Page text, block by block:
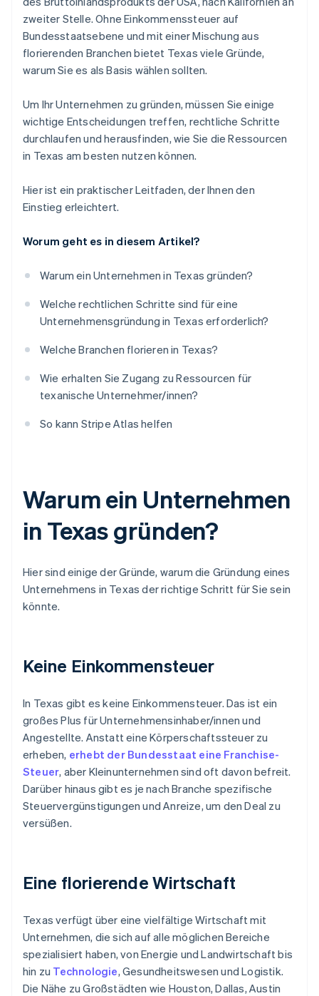
Machen Sie sich mit den Einstellungsregeln vertraut
Branchenspezifische Hilfe
Steuerformulars
Hochwertige rechtliche Unternehmensdokumente
Ein Jahr Stripe Payments kostenlos, plus
Partnergutschriften und Rabatte im Wert von
zweiter Stelle. Ohne Einkommenssteuer auf
Bundesstaatsebene und mit einer Mischung aus
florierenden Branchen bietet Texas viele Gründe,
warum Sie es als Basis wählen sollten.
Um Ihr Unternehmen zu gründen, müssen Sie einige
wichtige Entscheidungen treffen, rechtliche Schritte
durchlaufen und herausfinden, wie Sie die Ressourcen
in Texas am besten nutzen können.
Hier ist ein praktischer Leitfaden, der Ihnen den
Einstieg erleichtert.
Worum geht es in diesem Artikel?
Warum ein Unternehmen in Texas gründen?
Welche rechtlichen Schritte sind für eine
Unternehmensgründung in Texas erforderlich?
Welche Branchen florieren in Texas?
Wie erhalten Sie Zugang zu Ressourcen für
texanische Unternehmer/innen?
So kann Stripe Atlas helfen
Warum ein Unternehmen
in Texas gründen?
Hier sind einige der Gründe, warum die Gründung eines
Unternehmens in Texas der richtige Schritt für Sie sein
könnte.
Keine Einkommensteuer
In Texas gibt es keine Einkommensteuer. Das ist ein
großes Plus für Unternehmensinhaber/innen und
Angestellte. Anstatt eine Körperschaftssteuer zu
erheben, erhebt der Bundesstaat eine Franchise-
Steuer, aber Kleinunternehmen sind oft davon befreit.
Darüber hinaus gibt es je nach Branche spezifische
Steuervergünstigungen und Anreize, um den Deal zu
versüßen.
Eine florierende Wirtschaft
Texas verfügt über eine vielfältige Wirtschaft mit
Unternehmen, die sich auf alle möglichen Bereiche
spezialisiert haben, von Energie und Landwirtschaft bis
hin zu Technologie, Gesundheitswesen und Logistik.
Die Nähe zu Großstädten wie Houston, Dallas, Austin